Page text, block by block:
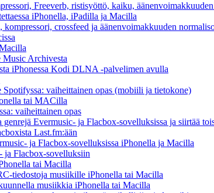
Freeverb, ristisyöttö, kaiku,
iPhonella, iPadilla ja Macilla
crossfeed ja äänenvoimakkuuden
Archivesta
iPhonessa Kodi DLNA -palvelimen avulla
vaiheittainen opas (mobiili ja tietokone)
tai MACilla
vaiheittainen opas
Evermusic- ja Flacbox-sovelluksissa ja siirtää
Last.fm:ään
ja Flacbox-sovelluksissa iPhonella ja Macilla
ja Flacbox-sovelluksiin
tai Macilla
tiedostoja musiikille iPhonella tai Macilla
musiikkia iPhonella tai Macilla